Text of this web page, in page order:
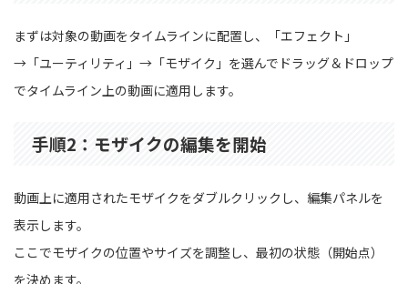
まずは対象の動画をタイムラインに配置し、「エフェクト」
→「ユーティリティ」→「モザイク」を選んでドラッグ＆ドロップ
でタイムライン上の動画に適用します。
手順2：モザイクの編集を開始
動画上に適用されたモザイクをダブルクリックし、編集パネルを
表示します。
ここでモザイクの位置やサイズを調整し、最初の状態（開始点）
を決めます。